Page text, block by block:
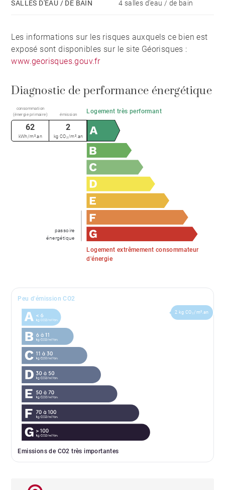
Le deuxième étage se compose de quatre chambres,
30 m² offrant une vue remarquable. Trois salles d’eau,
une salle de bains l’ensemble pour un confort optimal
au quotidien.
Des extérieurs dédiés à la détente, pensés pour
SALLES D'EAU / DE BAIN 4 salles d'eau / de bain
Les informations sur les risques auxquels ce bien est
exposé sont disponibles sur le site Géorisques :
www.georisques.gouv.fr
Diagnostic de performance énergétique
Logement très performant
Logement extrêmement consommateur
d'énergie
passoire
énergétique
consommation
(énergie primaire)
émission
62
kWh/m².an
2
kg CO₂/m².an
Peu d'émission CO2
Emissions de CO2 très importantes
2 kg CO₂/m².an